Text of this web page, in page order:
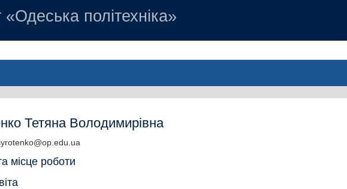
політехніка»
Тетяна Володимирівна
місце роботи